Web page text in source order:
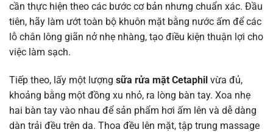
cần thực hiện theo các bước cơ bản nhưng chuẩn xác. Đầu
tiên, hãy làm ướt toàn bộ khuôn mặt bằng nước ấm để các
lỗ chân lông giãn nở nhẹ nhàng, tạo điều kiện thuận lợi cho
việc làm sạch.
Tiếp theo, lấy một lượng sữa rửa mặt Cetaphil vừa đủ,
khoảng bằng một đồng xu nhỏ, ra lòng bàn tay. Xoa nhẹ
hai bàn tay vào nhau để sản phẩm hơi ấm lên và dễ dàng
dàn trải đều trên da. Thoa đều lên mặt, tập trung massage